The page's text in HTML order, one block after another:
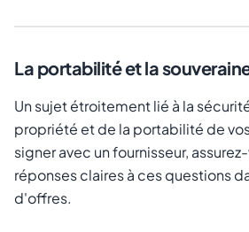
La portabilité et la
Un sujet étroitement lié à la
propriété et de la portabilité de
signer avec un fournisseur,
réponses claires à ces questions
d'offres.